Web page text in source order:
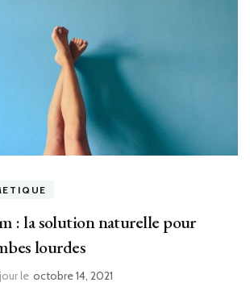
: la solution naturelle pour
lourdes
le octobre 14, 2021